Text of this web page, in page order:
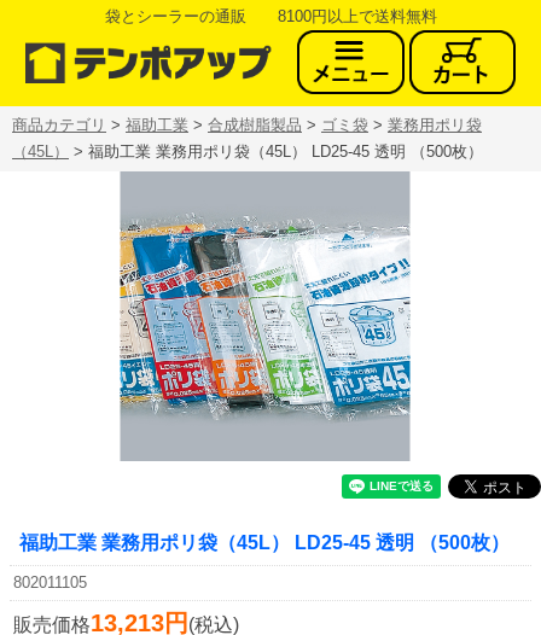
袋とシーラーの通販 8100円以上で送料無料
商品カテゴリ > 福助工業 > 合成樹脂製品 > ゴミ袋 > 業務用ポリ袋
（45L）
> 福助工業 業務用ポリ袋（45L） LD25-45 透明 （500枚）
福助工業 業務用ポリ袋（45L） LD25-45 透明 （500枚）
802011105
販売価格13,213円 (税込)